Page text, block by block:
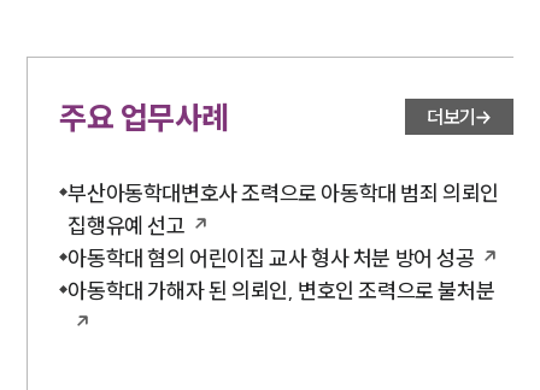
주요 업무사례 더보기
부산아동학대변호사 조력으로 아동학대 범죄 의뢰인
집행유예 선고
아동학대 혐의 어린이집 교사 형사 처분 방어 성공
아동학대 가해자 된 의뢰인, 변호인 조력으로 불처분